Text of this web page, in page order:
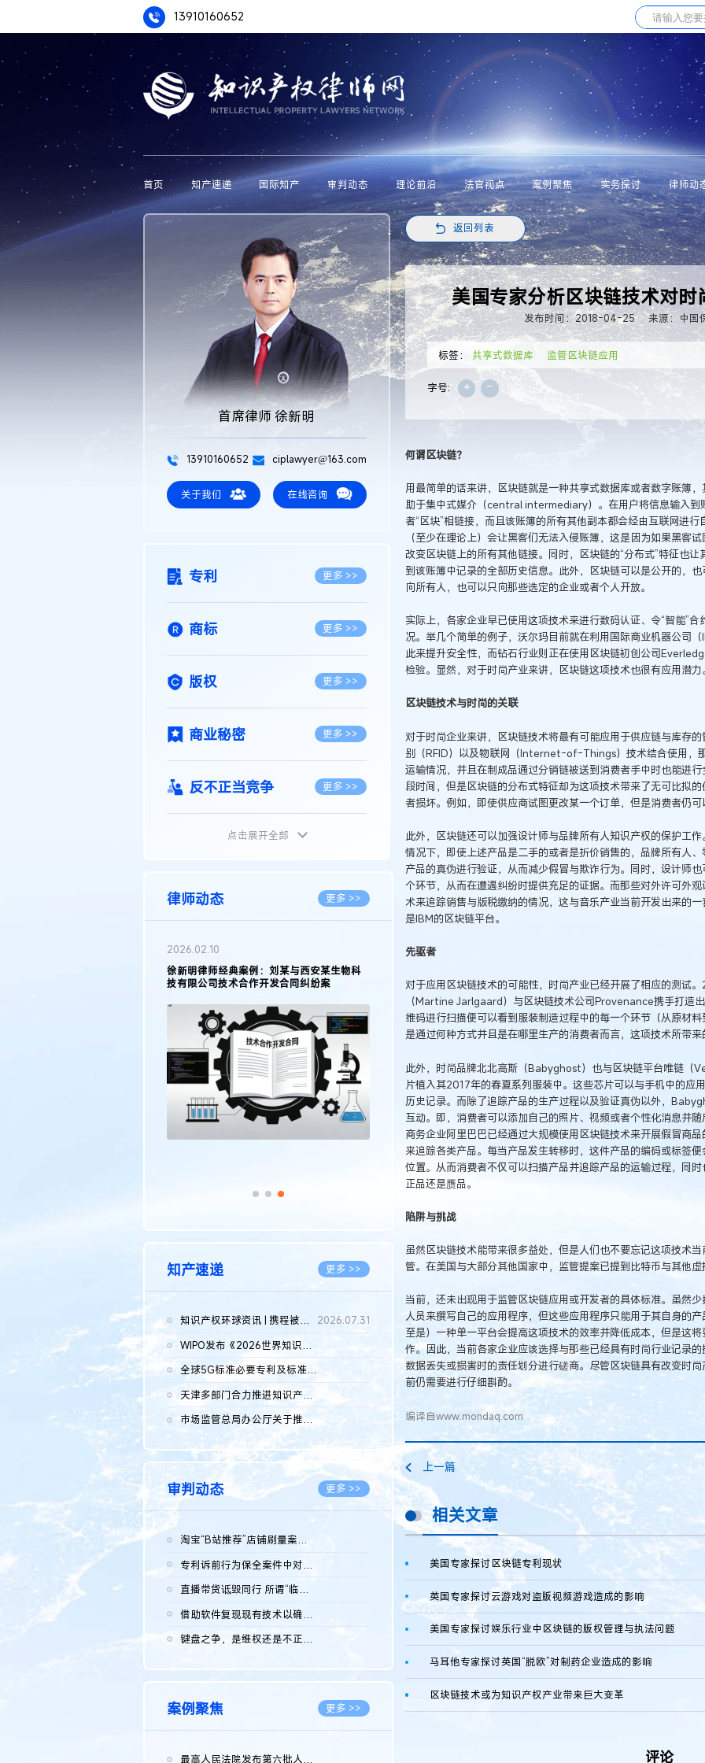
13910160652
首页 知产速递 国际知产 审判动态 理论前沿 法官视点 案例聚焦 实务探讨 律师动
首席律师 徐新明
13910160652 ciplawyer@163.com
关于我们 在线咨询
专利 更多 >>
商标 更多 >>
版权 更多 >>
商业秘密 更多 >>
反不正当竞争 更多 >>
植物新品种
地理标志 更多 >>
集成电路布图设计
传统文化 更多 >>
点击展开全部
律师动态 更多 >>
2026.02.10
徐新明律师经典案例：刘某与西安某生物科
技有限公司技术合作开发合同纠纷案
知产速递 更多 >>
知识产权环球资讯 | 携程被市监总局罚51.79亿；瑞幸泰国商标案上...
2026.07.31
WIPO发布《2026世界知识产权报告》 含报告全文
全球5G标准必要专利及标准提案研究报告（2026年）全文发布
天津多部门合力推进知识产权保护工作
2026.08.05
市场监管总局办公厅关于推广第一批全国商业秘密保护创新试点典型...
2026.08.05
审判动态 更多 >>
淘宝“B站推荐”店铺刷量案维持原判，两被告连带赔偿150万元
专利诉前行为保全案件中对仿制药申请人曾作出三类声明的考量及违...
直播带货诋毁同行 所谓“临场发挥”不免责
借助软件复现现有技术以确认相关参数特征是否被公开
键盘之争，是维权还是不正当竞争？
案例聚焦 更多 >>
最高人民法院发布第六批人民法院种业知识产权司法保护典型案例 含...
返回列表
美国专家分析区块链技术对
发布时间：2018-04-25 来源：中国
标签： 共享式数据库 监管区块链应用
字号: + -
何谓区块链？
用最简单的话来讲，区块链就是一种共享式数据库或者数字账簿
助于集中式媒介（central intermediary）。在用户将信息输入到
者“区块”相链接，而且该账簿的所有其他副本都会经由互联网进
（至少在理论上）会让黑客们无法入侵账簿，这是因为如果黑客
改变区块链上的所有其他链接。同时，区块链的“分布式”特征也
到该账簿中记录的全部历史信息。此外，区块链可以是公开的，
向所有人，也可以只向那些选定的企业或者个人开放。
实际上，各家企业早已使用这项技术来进行数码认证、令“智能”
况。举几个简单的例子，沃尔玛目前就在利用国际商业机器公司
此来提升安全性，而钻石行业则正在使用区块链初创公司
检验。显然，对于时尚产业来讲，区块链这项技术也很有应用潜力
区块链技术与时尚的关联
对于时尚企业来讲，区块链技术将最有可能应用于供应链与库存
别（RFID）以及物联网（Internet-of-Things）技术结合使用，
运输情况，并且在制成品通过分销链被送到消费者手中时也能进
段时间，但是区块链的分布式特征却为这项技术带来了无可比拟
者损坏。例如，即使供应商试图更改某一个订单，但是消费者仍
此外，区块链还可以加强设计师与品牌所有人知识产权的保护工
情况下，即使上述产品是二手的或者是折价销售的，品牌所有人
产品的真伪进行验证，从而减少假冒与欺诈行为。同时，设计师
个环节，从而在遭遇纠纷时提供充足的证据。而那些对外许可外
术来追踪销售与版税缴纳的情况，这与音乐产业当前开发出来的
是IBM的区块链平台。
先驱者
对于应用区块链技术的可能性，时尚产业已经开展了相应的测试
（Martine Jarlgaard）与区块链技术公司Provenance携手打造
维码进行扫描便可以看到服装制造过程中的每一个环节（从原材
是通过何种方式并且是在哪里生产的消费者而言，这项技术所带
此外，时尚品牌北北高斯（Babyghost）也与区块链平台唯链（
片植入其2017年的春夏系列服装中。这些芯片可以与手机中的应
历史记录。而除了追踪产品的生产过程以及验证真伪以外，
互动。即，消费者可以添加自己的照片、视频或者个性化消息并
商务企业阿里巴巴已经通过大规模使用区块链技术来开展假冒商
来追踪各类产品。每当产品发生转移时，这件产品的编码或标签
位置。从而消费者不仅可以扫描产品并追踪产品的运输过程，同
正品还是赝品。
陷阱与挑战
虽然区块链技术能带来很多益处，但是人们也不要忘记这项技术
管。在美国与大部分其他国家中，监管提案已提到比特币与其他
当前，还未出现用于监管区块链应用或开发者的具体标准。虽然
人员来撰写自己的应用程序，但这些应用程序只能用于其自身的
至是）一种单一平台会提高这项技术的效率并降低成本，但是这
作。因此，当前各家企业应该选择与那些已经具有时尚行业记录
数据丢失或损害时的责任划分进行磋商。尽管区块链具有改变时
前仍需要进行仔细斟酌。
编译自www.mondaq.com
上一篇
相关文章
美国专家探讨区块链专利现状
英国专家探讨云游戏对盗版视频游戏造成的影响
美国专家探讨娱乐行业中区块链的版权管理与执法问题
马耳他专家探讨英国“脱欧”对制药企业造成的影响
区块链技术或为知识产权产业带来巨大变革
评论